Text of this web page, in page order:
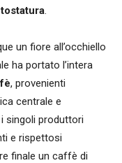
un fiore all’occhiello
ha portato l’intera
, provenienti
centrale e
singoli produttori
e rispettosi
finale un caffè di